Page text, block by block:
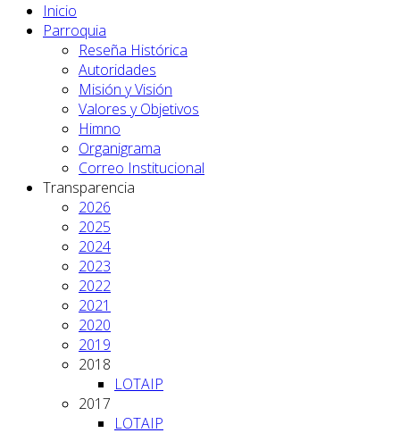
Inicio
Parroquia
Reseña Histórica
Autoridades
Misión y Visión
Valores y Objetivos
Himno
Organigrama
Correo Institucional
Transparencia
2026
2025
2024
2023
2022
2021
2020
2019
2018
LOTAIP
2017
LOTAIP